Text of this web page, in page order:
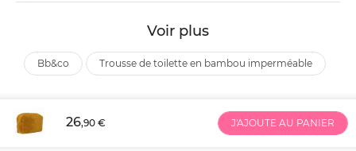
Voir plus
bb&co trousse de toilette en bambou imperméable
26,90 € J'AJOUTE AU PANIER